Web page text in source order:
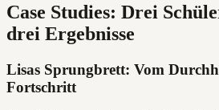
Case Studies: Drei
drei Ergebnisse
Lisas Sprungbrett: Vom
Fortschritt